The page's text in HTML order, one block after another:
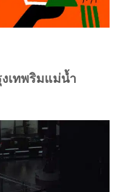
เทพริมแม่น้ำ